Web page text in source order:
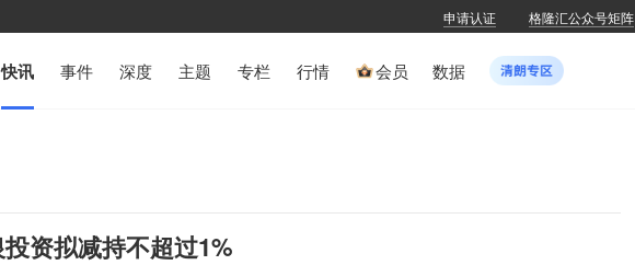
申请认证 格隆汇公众号矩阵
快讯 事件 深度 主题 专栏 行情 会员 数据
资拟减持不超过1%